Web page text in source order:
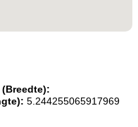
5.244255065917969